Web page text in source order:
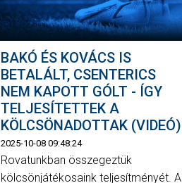
BAKÓ ÉS KOVÁCS IS
BETALÁLT, CSENTERICS
NEM KAPOTT GÓLT - ÍGY
TELJESÍTETTEK A
KÖLCSÖNADOTTAK (VIDEÓ)
2025-10-08 09:48:24
Rovatunkban összegeztük
kölcsönjátékosaink teljesítményét. A